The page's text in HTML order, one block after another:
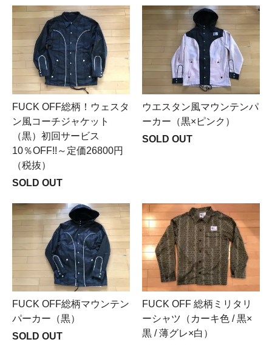
FUCK OFF総柄！ウェスタ
ン風コーチジャケット
（黒）初回サービス
10％OFF!!～定価26800円
（税抜）
SOLD OUT
ウエスタン風マウンテンパ
ーカー（黒×ピンク）
SOLD OUT
FUCK OFF総柄マウンテン
パーカー（黒）
SOLD OUT
FUCK OFF 総柄ミリタリ
ーシャツ（カーキ色 / 黒×
黒 / 薄グレ×白）